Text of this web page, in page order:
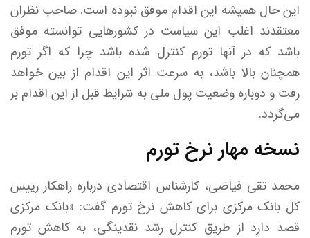
این حال همیشه این اقدام موفق نبوده است. صاحب نظران
معتقدند اغلب این سیاست در کشورهایی توانسته موفق
باشد که در آنها تورم کنترل شده باشد چرا که اگر تورم
همچنان بالا باشد، به سرعت اثر این اقدام از بین خواهد
رفت و دوباره وضعیت پول ملی به شرایط قبل از این اقدام بر
می‌گردد.
نسخه مهار نرخ تورم
محمد تقی فیاضی، کارشناس اقتصادی درباره راهکار رییس
کل بانک مرکزی برای کاهش نرخ تورم گفت: «بانک مرکزی
قصد دارد از طریق کنترل رشد نقدینگی، به کاهش تورم